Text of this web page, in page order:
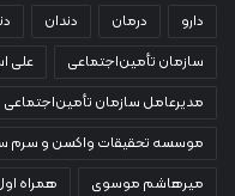
دارو درمان دندان
سازمان تأمین‌اجتماعی
علی
مدیرعامل سازمان تأمین‌اجتماعی
موسسه تحقیقات واکسن و سرم
میرهاشم موسوی
همراه